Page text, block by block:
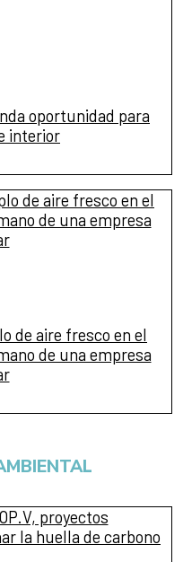
oportunidad para
interior
de aire fresco en el
de una empresa